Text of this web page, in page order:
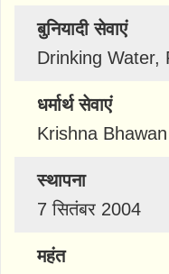
बुनियादी सेवाएं
Drinking Water,
धर्मार्थ सेवाएं
Krishna Bhawan
स्थापना
7 सितंबर 2004
महंत